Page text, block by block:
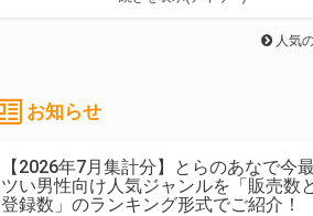
人気
お知らせ
【2026年7月集計分】とらのあなで今
ツい男性向け人気ジャンルを「販売数
登録数」のランキング形式でご紹介！